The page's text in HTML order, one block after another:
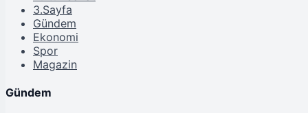
3.Sayfa
Gündem
Ekonomi
Spor
Magazin
Gündem